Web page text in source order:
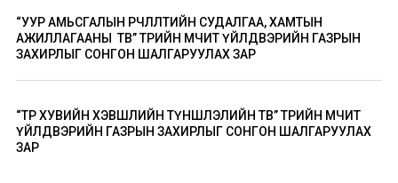
“УУР АМЬСГАЛЫН ӨӨРЧЛӨЛТИЙН СУДАЛГАА, ХАМТЫН
АЖИЛЛАГААНЫ ТӨВ” ТӨРИЙН ӨМЧИТ ҮЙЛДВЭРИЙН ГАЗРЫН
ЗАХИРЛЫГ СОНГОН ШАЛГАРУУЛАХ ЗАР
“ТӨР ХУВИЙН ХЭВШЛИЙН ТҮНШЛЭЛИЙН ТӨВ” ТӨРИЙН ӨМЧИТ
ҮЙЛДВЭРИЙН ГАЗРЫН ЗАХИРЛЫГ СОНГОН ШАЛГАРУУЛАХ
ЗАР